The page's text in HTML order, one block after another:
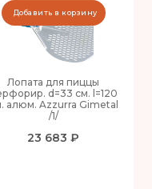
Лопата для пиццы
d=33 см. l=120
алюм. Azzurra Gimetal
/1/
23 683 ₽
Добавить в корзину